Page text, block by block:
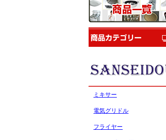
業務用電気コンベク
ションオーブン
242,000円（税込）
ミキサー
電気グリドル
フライヤー